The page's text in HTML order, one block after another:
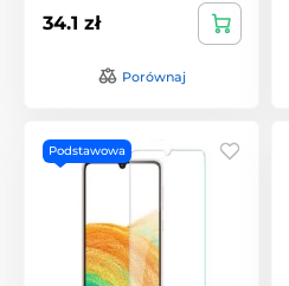
34.1 zł
Porównaj
Podstawowa